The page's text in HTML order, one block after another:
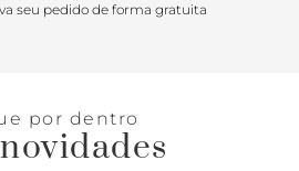
seu pedido de forma gratuita
por dentro